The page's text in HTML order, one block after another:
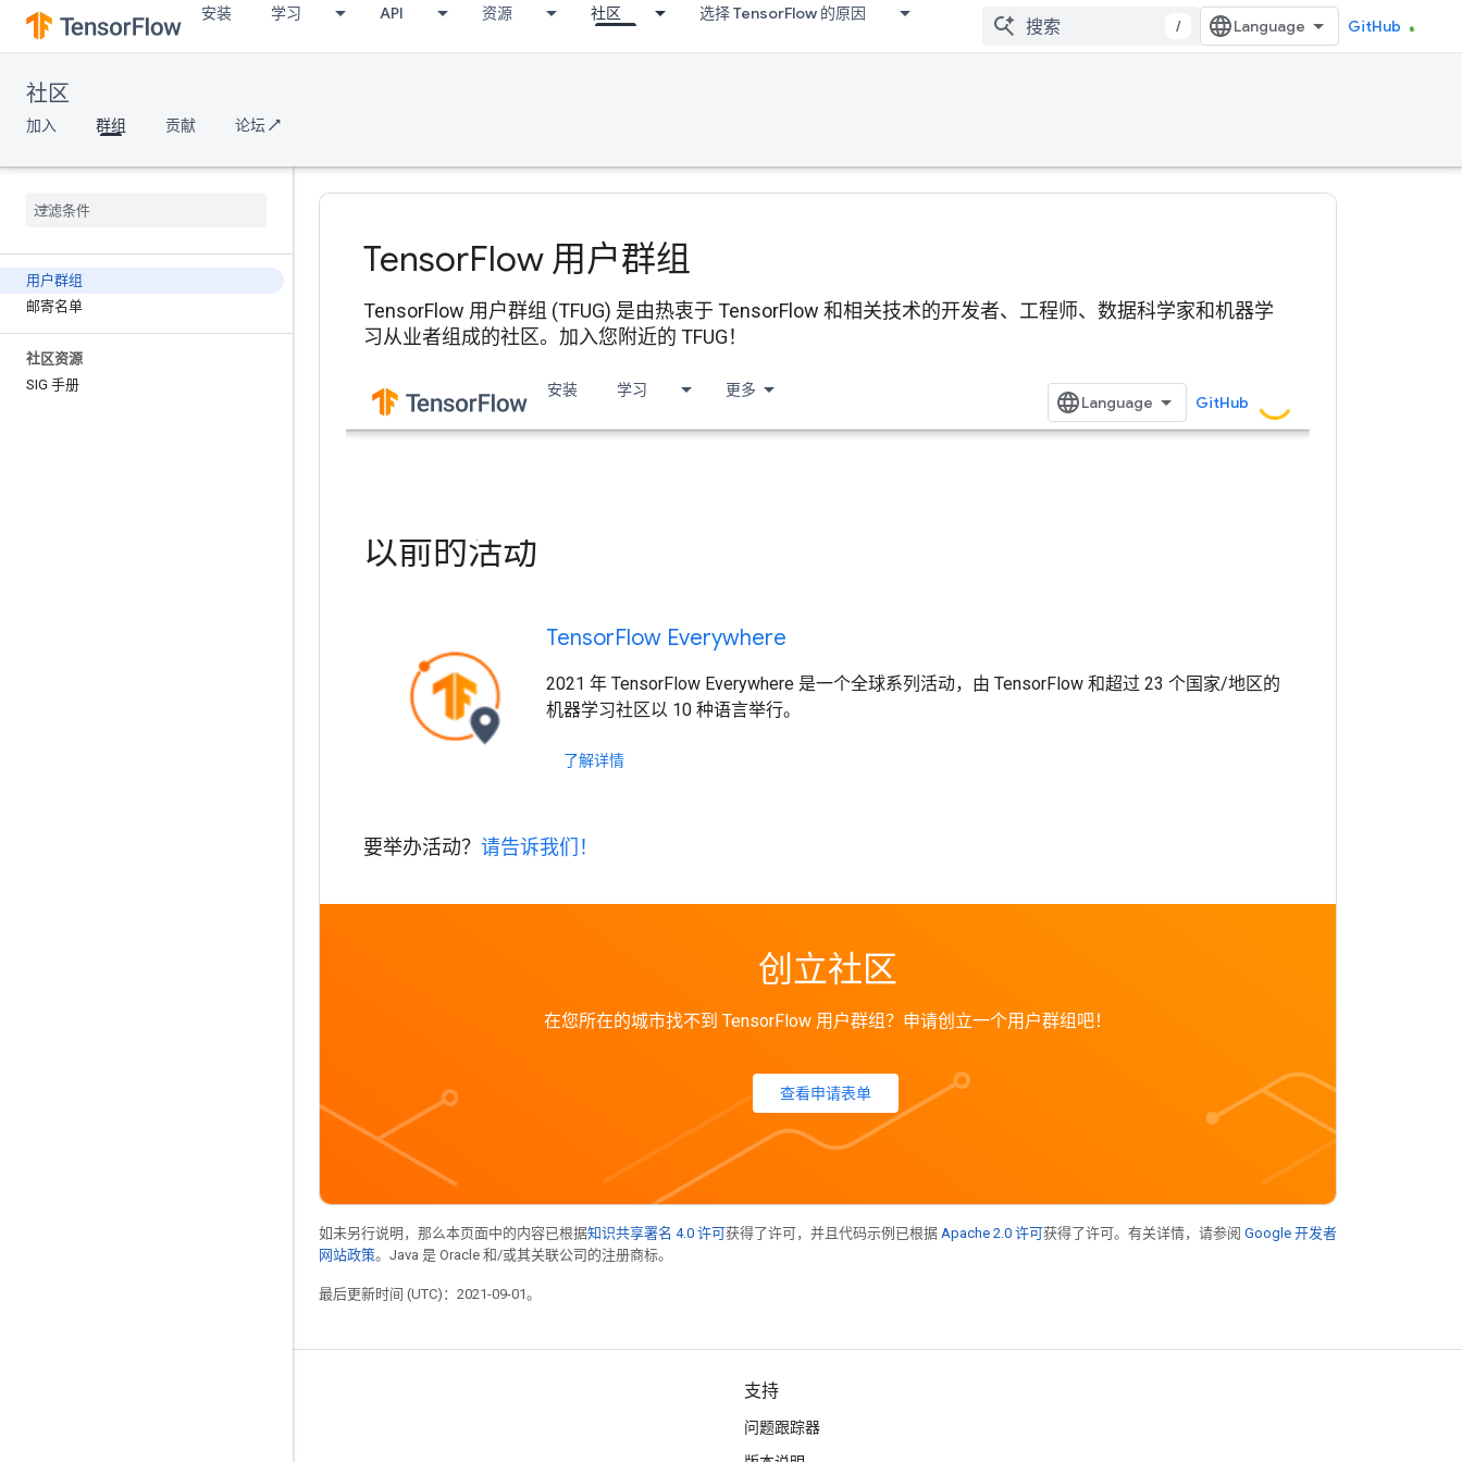
安装 学习 API 资源 社区 选择 TensorFlow 的原因
/ GitHub
社区
加入 群组 贡献 论坛 ↗
用户群组
邮寄名单
社区资源
SIG 手册
TensorFlow 用户群组
TensorFlow 用户群组 (TFUG) 是由热衷于 TensorFlow 和相关技术的开发者、工程师、数据科学家和机器学
习从业者组成的社区。加入您附近的 TFUG！
以前的活动
TensorFlow Everywhere
2021 年 TensorFlow Everywhere 是一个全球系列活动，由 TensorFlow 和超过 23 个国家/地区的
机器学习社区以 10 种语言举行。
了解详情
要举办活动？ 请告诉我们！
创立社区
在您所在的城市找不到 TensorFlow 用户群组？申请创立一个用户群组吧！
查看申请表单
如未另行说明，那么本页面中的内容已根据知识共享署名 4.0 许可获得了许可，并且代码示例已根据 Apache 2.0 许可获得了许可。有关详情，请参阅 Google 开发者
网站政策。Java 是 Oracle 和/或其关联公司的注册商标。
最后更新时间 (UTC)：2021-09-01。
支持
问题跟踪器